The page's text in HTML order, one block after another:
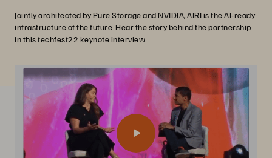
Jointly architected by Pure Storage and NVIDIA, AIRI is the AI-ready
infrastructure of the future. Hear the story behind the partnership
in this techfest22 keynote interview.